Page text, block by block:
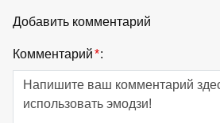
Добавить комментарий
Комментарий*: